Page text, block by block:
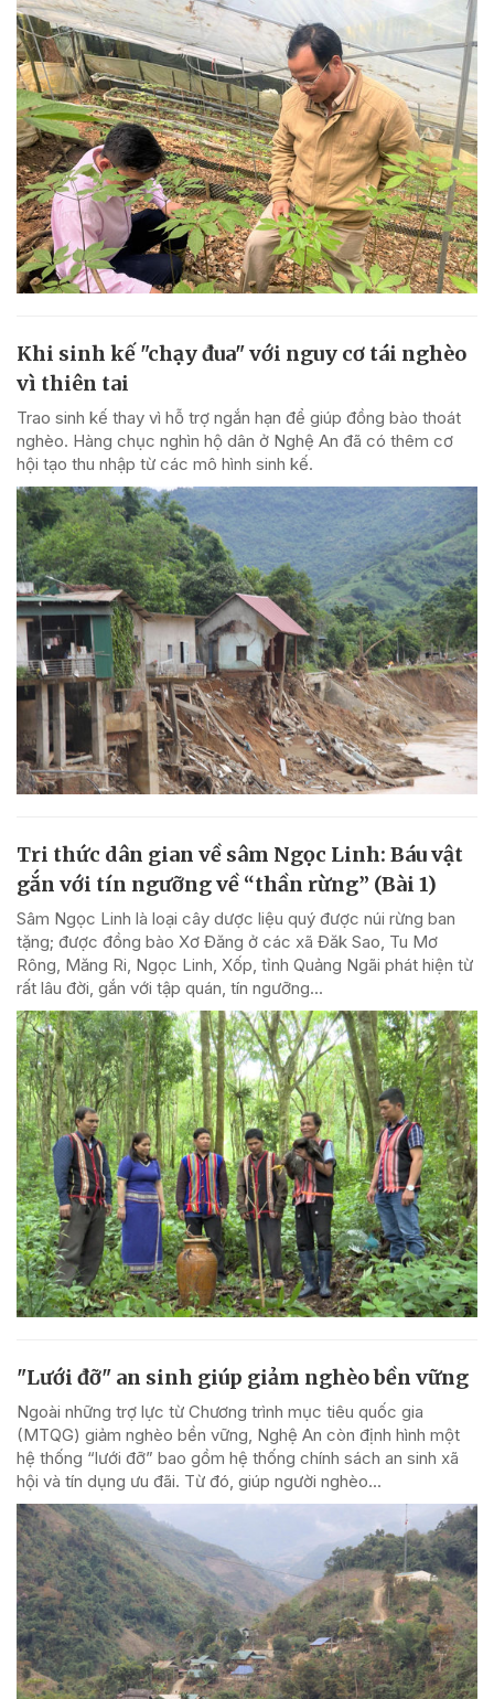
Khi sinh kế "chạy đua" với nguy cơ tái nghèo
vì thiên tai
Trao sinh kế thay vì hỗ trợ ngắn hạn để giúp đồng bào thoát
nghèo. Hàng chục nghìn hộ dân ở Nghệ An đã có thêm cơ
hội tạo thu nhập từ các mô hình sinh kế.
Tri thức dân gian về sâm Ngọc Linh: Báu vật
gắn với tín ngưỡng về “thần rừng” (Bài 1)
Sâm Ngọc Linh là loại cây dược liệu quý được núi rừng ban
tặng; được đồng bào Xơ Đăng ở các xã Đăk Sao, Tu Mơ
Rông, Măng Ri, Ngọc Linh, Xốp, tỉnh Quảng Ngãi phát hiện từ
rất lâu đời, gắn với tập quán, tín ngưỡng...
"Lưới đỡ" an sinh giúp giảm nghèo bền vững
Ngoài những trợ lực từ Chương trình mục tiêu quốc gia
(MTQG) giảm nghèo bền vững, Nghệ An còn định hình một
hệ thống “lưới đỡ” bao gồm hệ thống chính sách an sinh xã
hội và tín dụng ưu đãi. Từ đó, giúp người nghèo...